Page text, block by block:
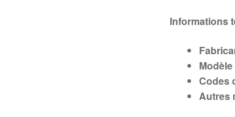
Informations
Modèle
Codes
Autres